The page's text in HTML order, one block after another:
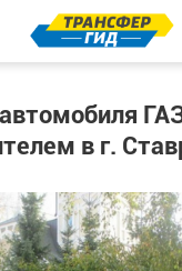
в г.